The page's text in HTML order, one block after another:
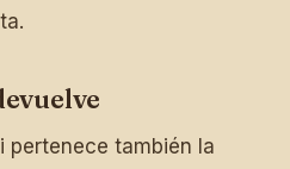
pertenece también la